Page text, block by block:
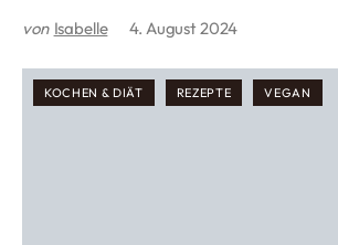
von Isabelle 4. August 2024
KOCHEN & DIÄT REZEPTE VEGAN